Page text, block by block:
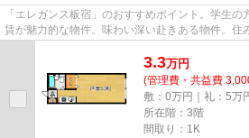
「エレガンス板宿」のおすすめポイント。学生
賃が魅力的な物件。味わい深い赴きある物件。住
3.3万円
(管理費・共益費
敷：0万円｜礼：5万
所在階：3階
間取り：1K